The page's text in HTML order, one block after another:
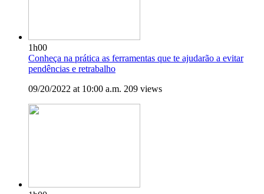
1h00
Conheça na prática as ferramentas que te ajudarão a evitar
pendências e retrabalho
09/20/2022 at 10:00 a.m. 209 views